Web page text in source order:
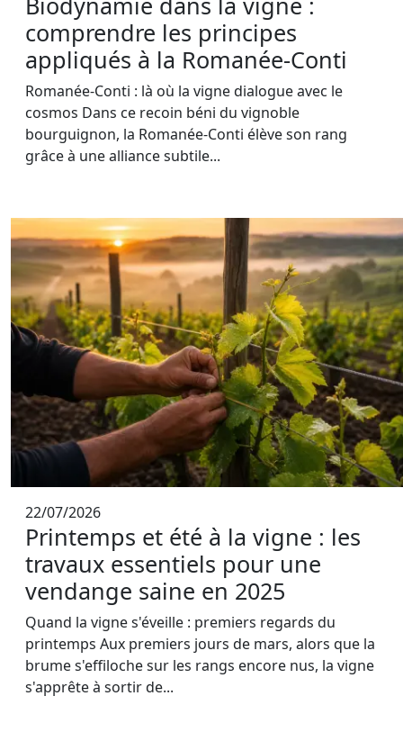
comprendre les principes
appliqués à la Romanée-Conti
Romanée-Conti : là où la vigne dialogue avec le
cosmos Dans ce recoin béni du vignoble
bourguignon, la Romanée-Conti élève son rang
grâce à une alliance subtile...
22/07/2026
Printemps et été à la vigne : les
travaux essentiels pour une
vendange saine en 2025
Quand la vigne s'éveille : premiers regards du
printemps Aux premiers jours de mars, alors que la
brume s'effiloche sur les rangs encore nus, la vigne
s'apprête à sortir de...